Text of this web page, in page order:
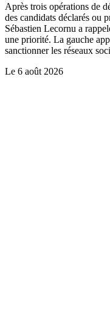
Après trois opérations de
des candidats déclarés ou
Sébastien Lecornu a
une priorité. La gauche
sanctionner les réseaux
Le 6 août 2026